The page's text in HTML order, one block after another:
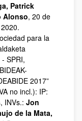
Patrick
Alonso, 20 de
para la
SPRI,
2017”
no incl.): IP:
, INVs.: Jon
de la Mata,